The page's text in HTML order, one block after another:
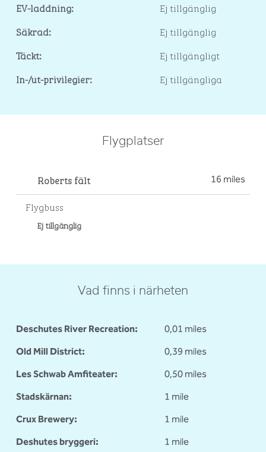
EV-laddning:
Ej tillgänglig
Säkrad:
Ej tillgänglig
Täckt:
Ej tillgängligt
In-/ut-privilegier:
Ej tillgängliga
Flygplatser
Roberts fält 16 miles
Flygbuss
Ej tillgänglig
Vad finns i närheten
Deschutes River Recreation:
0,01 miles
Old Mill District:
0,39 miles
Les Schwab Amfiteater:
0,50 miles
Stadskärnan:
1 mile
Crux Brewery:
1 mile
Deshutes bryggeri:
1 mile